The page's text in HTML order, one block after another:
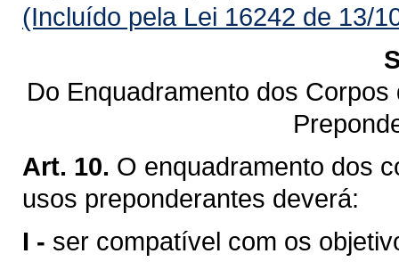
(Incluído pela Lei 16242 de 13/
Do Enquadramento dos
Art. 10. O enquadramento dos
usos preponderantes deverá:
I - ser compatível com os